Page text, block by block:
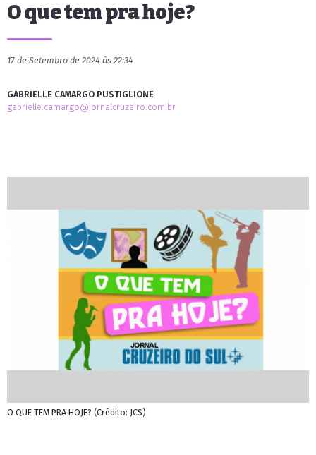
O que tem pra hoje?
17 de Setembro de 2024 às 22:34
GABRIELLE CAMARGO PUSTIGLIONE
gabrielle.camargo@jornalcruzeiro.com.br
O QUE TEM PRA HOJE? (Crédito: JCS)